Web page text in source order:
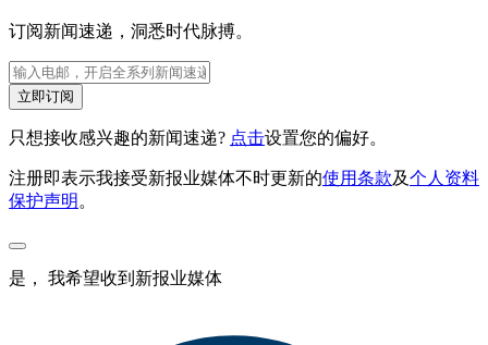
订阅新闻速递，洞悉时代脉搏。
立即订阅
只想接收感兴趣的新闻速递? 点击设置您的偏好。
注册即表示我接受新报业媒体不时更新的使用条款及个人资料
保护声明 。
是， 我希望收到新报业媒体